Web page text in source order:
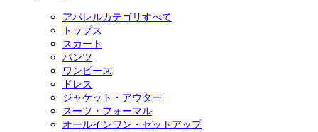
アパレルカテゴリすべて
トップス
スカート
パンツ
ワンピース
ドレス
ジャケット・アウター
スーツ・フォーマル
オールインワン・セットアップ